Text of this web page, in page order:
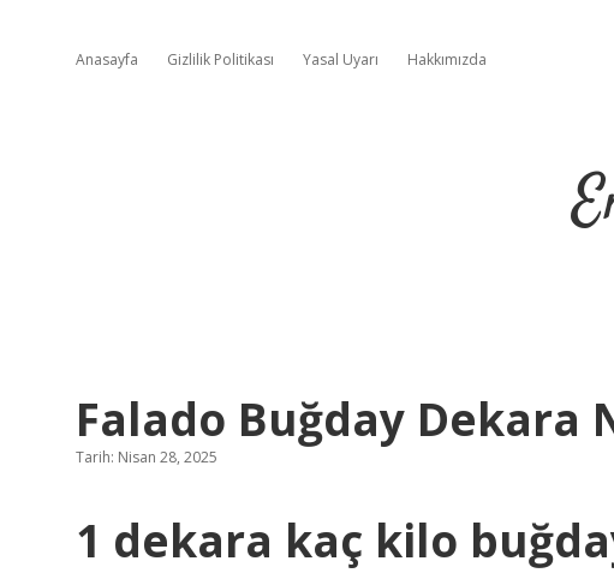
Anasayfa Gizlilik Politikası Yasal Uyarı Hakkımızda
Falado Buğday Dekara
Tarih: Nisan 28, 2025
1 dekara kaç kilo